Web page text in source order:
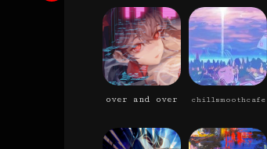
over and over chillsmoothcafe